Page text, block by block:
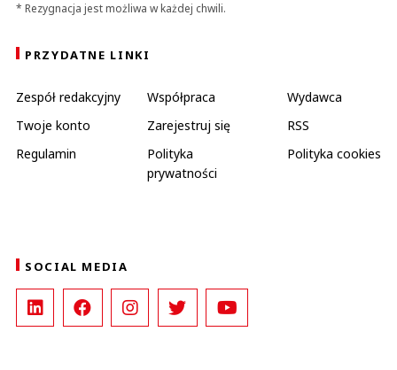
* Rezygnacja jest możliwa w każdej chwili.
PRZYDATNE LINKI
Zespół redakcyjny Współpraca
Wydawca
Twoje konto
Zarejestruj się
RSS
Regulamin
Polityka
prywatności
Polityka cookies
SOCIAL MEDIA